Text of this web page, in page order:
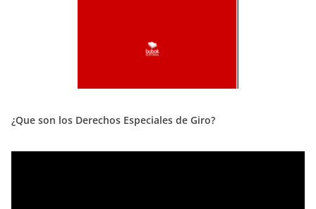
¿Que son los Derechos Especiales de Giro?